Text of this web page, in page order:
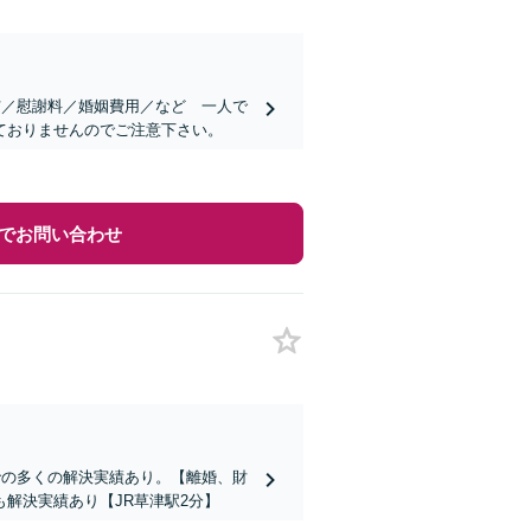
／慰謝料／婚姻費用／など 一人で
りませんのでご注意下さい。
お問い合わせ
多くの解決実績あり。【離婚、財
決実績あり【JR草津駅2分】